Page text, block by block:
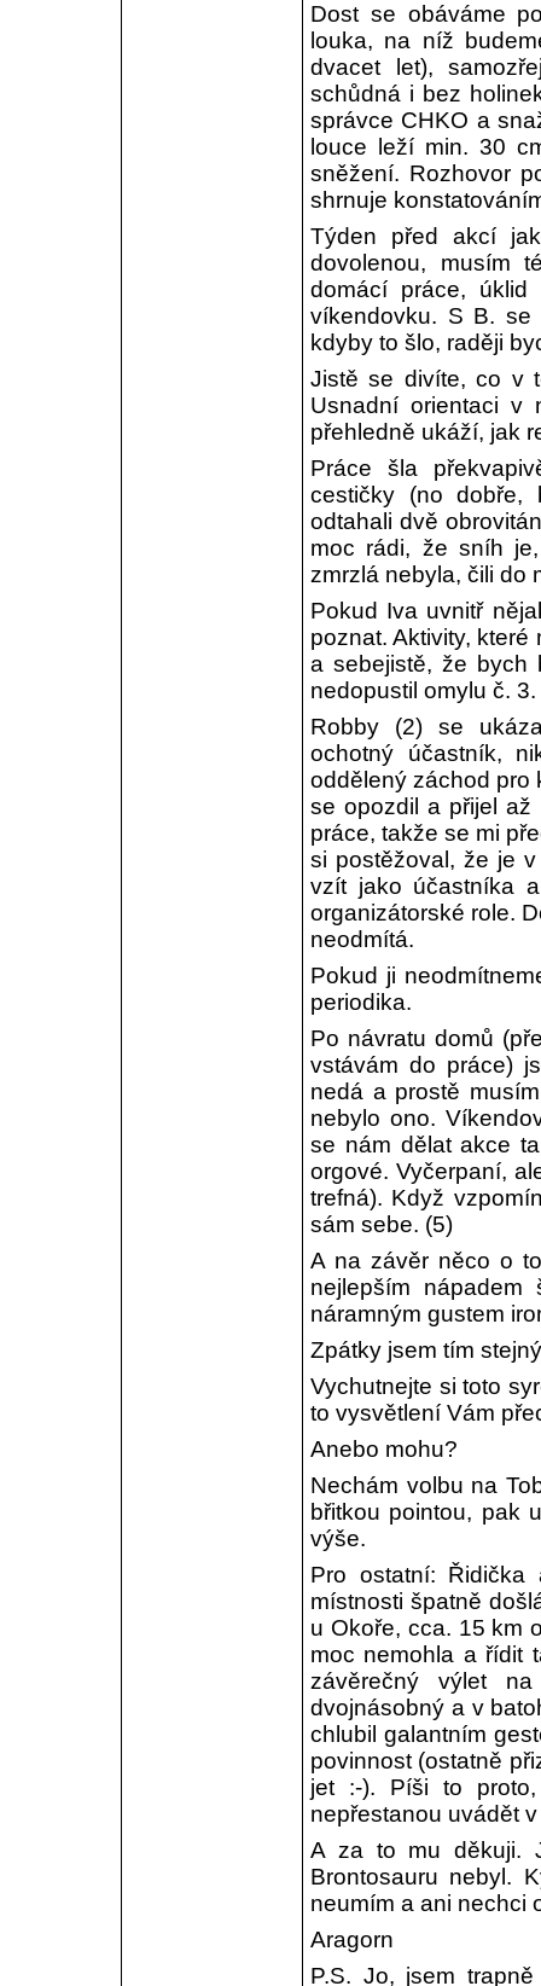
Dost se obáváme
louka, na níž
dvacet let),
schůdná i bez
správce CHKO a
louce leží min. 30
sněžení. Rozhovor
shrnuje
Týden před akcí
dovolenou, musím
domácí práce,
víkendovku. S B. se
kdyby to šlo, raději
Jistě se divíte, co v
Usnadní orientaci v
přehledně ukáží, jak
Práce šla
cestičky (no
odtahali dvě
moc rádi, že sníh
zmrzlá nebyla, čili do
Pokud Iva uvnitř
poznat. Aktivity,
a sebejistě, že bych
nedopustil omylu č. 3.
Robby (2) se
ochotný účastník,
oddělený záchod pro
se opozdil a přijel až
práce, takže se mi
si postěžoval, že je
vzít jako účastníka
organizátorské role.
neodmítá.
Pokud ji
periodika.
Po návratu domů
vstávám do práce)
nedá a prostě
nebylo ono.
se nám dělat akce
orgové. Vyčerpaní,
trefná). Když
sám sebe. (5)
A na závěr něco o
nejlepším
náramným gustem
Zpátky jsem tím
Vychutnejte si toto
to vysvětlení Vám
Anebo mohu?
Nechám volbu na
břitkou pointou, pak
výše.
Pro ostatní: Řidička
místnosti špatně
u Okoře, cca. 15 km
moc nemohla a řídit
závěrečný výlet
dvojnásobný a v
chlubil galantním
povinnost (ostatně
jet :-). Píši to
nepřestanou uvádět
A za to mu děkuji.
Brontosauru nebyl.
neumím a ani nechci
Aragorn
P.S. Jo, jsem